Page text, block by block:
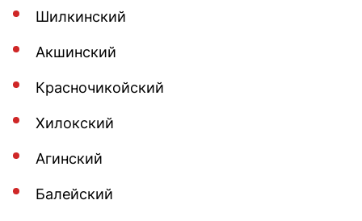
Шилкинский
Акшинский
Красночикойский
Хилокский
Агинский
Балейский